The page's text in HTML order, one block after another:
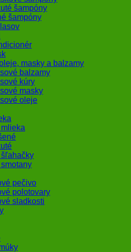
šampóny
šampóny
masky a balzamy
balzamy
kúry
masky
oleje
pečivo
polotovary
sladkosti